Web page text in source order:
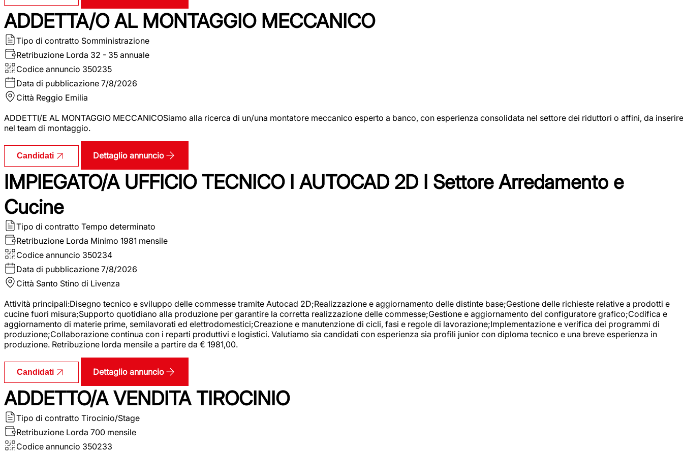
ADDETTA/O AL MONTAGGIO MECCANICO
Tipo di contratto Somministrazione
Retribuzione Lorda 32 - 35 annuale
Codice annuncio 350235
Data di pubblicazione 7/8/2026
Città Reggio Emilia
ADDETTI/E AL MONTAGGIO MECCANICOSiamo alla ricerca di un/una montatore meccanico esperto a banco, con esperienza consolidata nel settore dei riduttori o affini, da inserire
nel team di montaggio.
Candidati Dettaglio annuncio
IMPIEGATO/A UFFICIO TECNICO I AUTOCAD 2D I Settore Arredamento e
Cucine
Tipo di contratto Tempo determinato
Retribuzione Lorda Minimo 1981 mensile
Codice annuncio 350234
Data di pubblicazione 7/8/2026
Città Santo Stino di Livenza
Attività principali:Disegno tecnico e sviluppo delle commesse tramite Autocad 2D;Realizzazione e aggiornamento delle distinte base;Gestione delle richieste relative a prodotti e
cucine fuori misura;Supporto quotidiano alla produzione per garantire la corretta realizzazione delle commesse;Gestione e aggiornamento del configuratore grafico;Codifica e
aggiornamento di materie prime, semilavorati ed elettrodomestici;Creazione e manutenzione di cicli, fasi e regole di lavorazione;Implementazione e verifica dei programmi di
produzione;Collaborazione continua con i reparti produttivi e logistici. Valutiamo sia candidati con esperienza sia profili junior con diploma tecnico e una breve esperienza in
produzione. Retribuzione lorda mensile a partire da € 1981,00.
Candidati Dettaglio annuncio
ADDETTO/A VENDITA TIROCINIO
Tipo di contratto Tirocinio/Stage
Retribuzione Lorda 700 mensile
Codice annuncio 350233